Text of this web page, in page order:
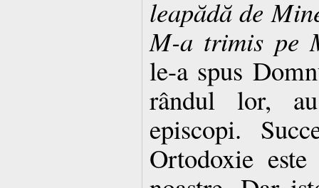
leapădă de
M-a trimis pe
le-a spus
rândul lor,
episcopi.
Ortodoxie